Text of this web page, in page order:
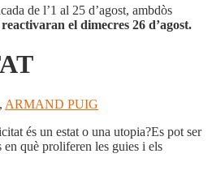
de l’1 al 25 d’agost, ambdòs
el dimecres 26 d’agost.
, ARMAND PUIG
és un estat o una utopia?Es pot ser
què proliferen les guies i els